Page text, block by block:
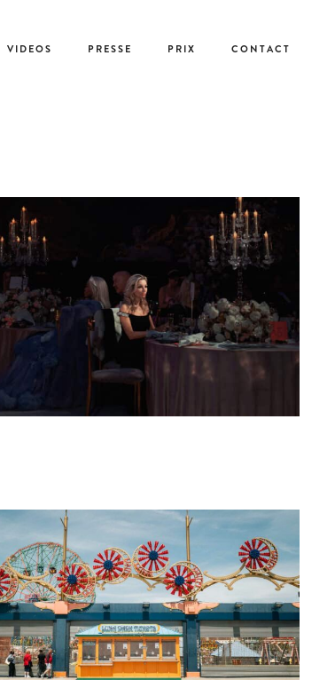
VIDEOS PRESSE PRIX CONTACT